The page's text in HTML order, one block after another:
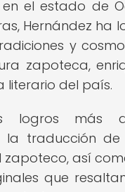
el estado de
Hernández ha
y
zapoteca,
literario del país.
logros más
la traducción de
zapoteco, así
que